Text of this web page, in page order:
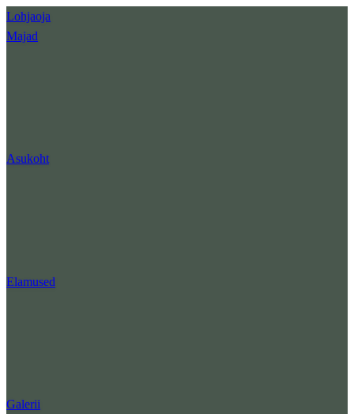
Lohjaoja
Majad
Asukoht
Elamused
Galerii